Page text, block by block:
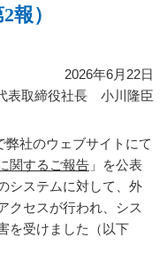
報）
2026年6月22日
表取締役社長 小川隆臣
弊社のウェブサイトにて
関するご報告 」を公表
システムに対して、外
クセスが行われ、シス
を受けました（以下